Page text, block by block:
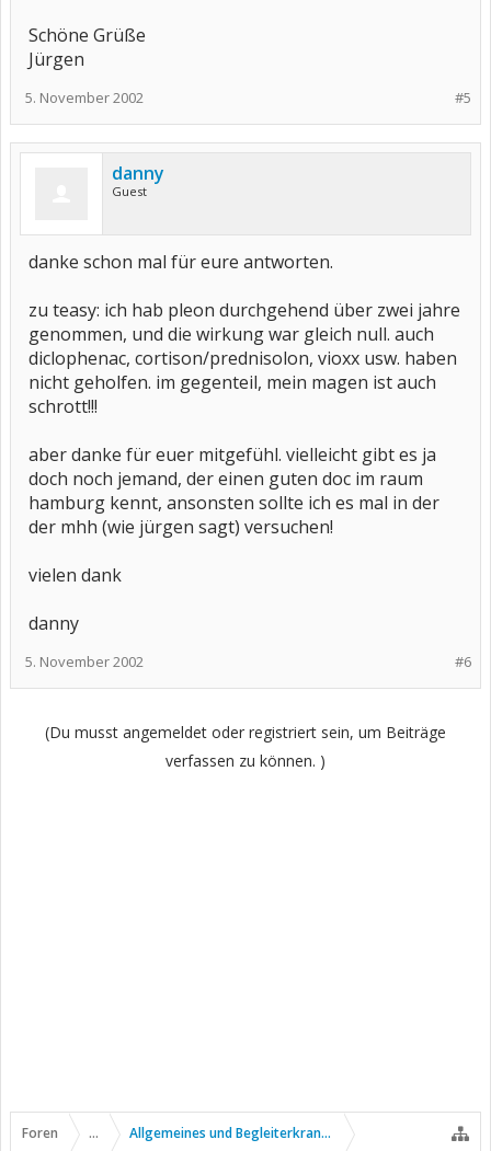
Schöne Grüße
Jürgen
#5
5. November 2002
danny
Guest
danke schon mal für eure antworten.
zu teasy: ich hab pleon durchgehend über zwei jahre
genommen, und die wirkung war gleich null. auch
diclophenac, cortison/prednisolon, vioxx usw. haben
nicht geholfen. im gegenteil, mein magen ist auch
schrott!!!
aber danke für euer mitgefühl. vielleicht gibt es ja
doch noch jemand, der einen guten doc im raum
hamburg kennt, ansonsten sollte ich es mal in der
der mhh (wie jürgen sagt) versuchen!
vielen dank
danny
#6
5. November 2002
(Du musst angemeldet oder registriert sein, um Beiträge
verfassen zu können. )
Foren ... Allgemeines und Begleiterkrankungen